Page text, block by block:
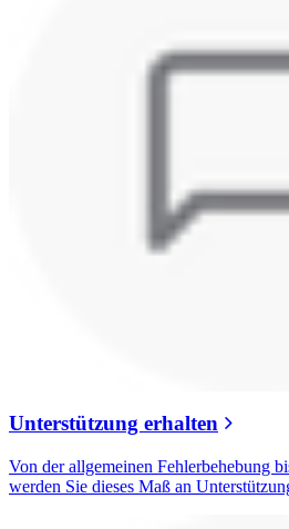
Unterstützung erhalten
Von der allgemeinen Fehlerbehebung
werden Sie dieses Maß an